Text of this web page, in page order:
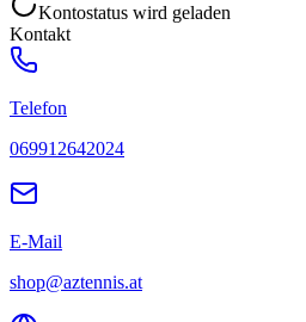
Kontostatus wird geladen
Kontakt
Telefon
069912642024
E-Mail
shop@aztennis.at